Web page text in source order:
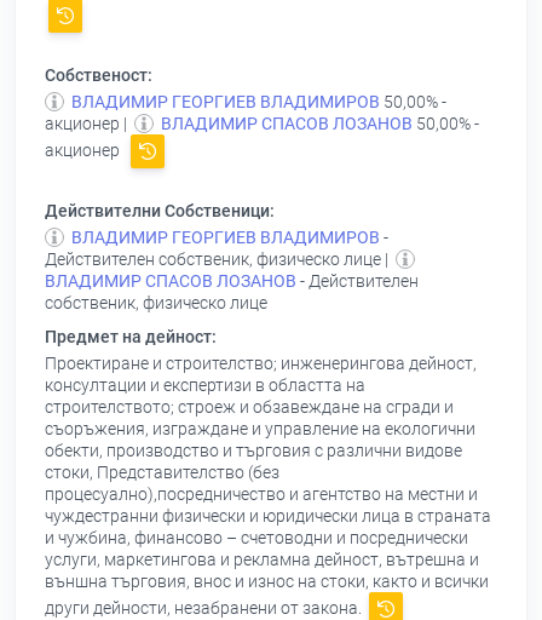
Собственост:
ВЛАДИМИР ГЕОРГИЕВ ВЛАДИМИРОВ 50,00% -
акционер |
ВЛАДИМИР СПАСОВ ЛОЗАНОВ 50,00% -
акционер
Действителни Собственици:
ВЛАДИМИР ГЕОРГИЕВ ВЛАДИМИРОВ -
Действителен собственик, физическо лице |
ВЛАДИМИР СПАСОВ ЛОЗАНОВ - Действителен
собственик, физическо лице
Предмет на дейност:
Проектиране и строителство; инженерингова дейност,
консултации и експертизи в областта на
строителството; строеж и обзавеждане на сгради и
съоръжения, изграждане и управление на екологични
обекти, производство и търговия с различни видове
стоки, Представителство (без
процесуално),посредничество и агентство на местни и
чуждестранни физически и юридически лица в страната
и чужбина, финансово – счетоводни и посреднически
услуги, маркетингова и рекламна дейност, вътрешна и
външна търговия, внос и износ на стоки, както и всички
други дейности, незабранени от закона.